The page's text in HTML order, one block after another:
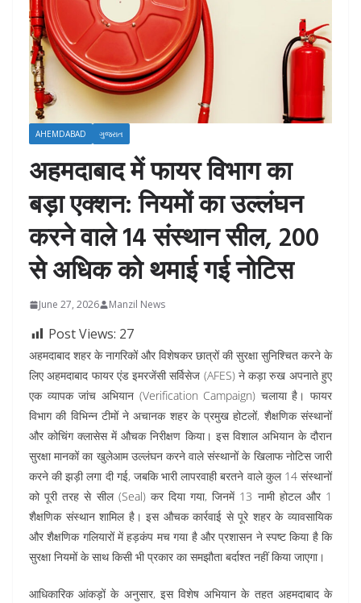
AHEMDABAD ગુજરાત
अहमदाबाद में फायर विभाग का
बड़ा एक्शन: नियमों का उल्लंघन
करने वाले 14 संस्थान सील, 200
से अधिक को थमाई गई नोटिस
June 27, 2026 Manzil News
Post Views: 27
अहमदाबाद शहर के नागरिकों और विशेषकर छात्रों की सुरक्षा सुनिश्चित करने के
लिए अहमदाबाद फायर एंड इमरजेंसी सर्विसेज (AFES) ने कड़ा रुख अपनाते हुए
एक व्यापक जांच अभियान (Verification Campaign) चलाया है। फायर
विभाग की विभिन्न टीमों ने अचानक शहर के प्रमुख होटलों, शैक्षणिक संस्थानों
और कोचिंग क्लासेस में औचक निरीक्षण किया। इस विशाल अभियान के दौरान
सुरक्षा मानकों का खुलेआम उल्लंघन करने वाले संस्थानों के खिलाफ नोटिस जारी
करने की झड़ी लगा दी गई, जबकि भारी लापरवाही बरतने वाले कुल 14 संस्थानों
को पूरी तरह से सील (Seal) कर दिया गया, जिनमें 13 नामी होटल और 1
शैक्षणिक संस्थान शामिल है। इस औचक कार्रवाई से पूरे शहर के व्यावसायिक
और शैक्षणिक गलियारों में हड़कंप मच गया है और प्रशासन ने स्पष्ट किया है कि
सुरक्षा नियमों के साथ किसी भी प्रकार का समझौता बर्दाश्त नहीं किया जाएगा।
आधिकारिक आंकड़ों के अनुसार, इस विशेष अभियान के तहत अहमदाबाद के